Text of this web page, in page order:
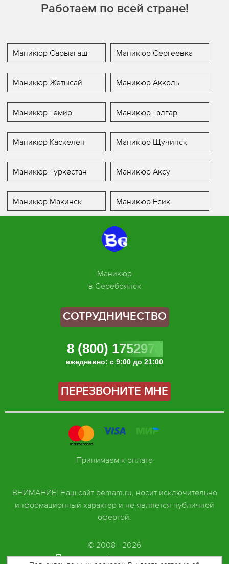
Работаем по всей стране!
Маникюр Сарыагаш Маникюр Сергеевка
Маникюр Жетысай Маникюр Акколь
Маникюр Темир Маникюр Талгар
Маникюр Каскелен Маникюр Щучинск
Маникюр Туркестан Маникюр Аксу
Маникюр Макинск Маникюр Есик
Маникюр
в Серебрянск
СОТРУДНИЧЕСТВО
8 (800) 1752978
ежедневно: с 9:00 до 21:00
ПЕРЕЗВОНИТЕ МНЕ
ВНИМАНИЕ! Наш сайт bemam.ru, носит исключительно
информационный характер и не является публичной
офертой.
© 2008 - 2026
Политика конфиденциальности
Принимаем к оплате